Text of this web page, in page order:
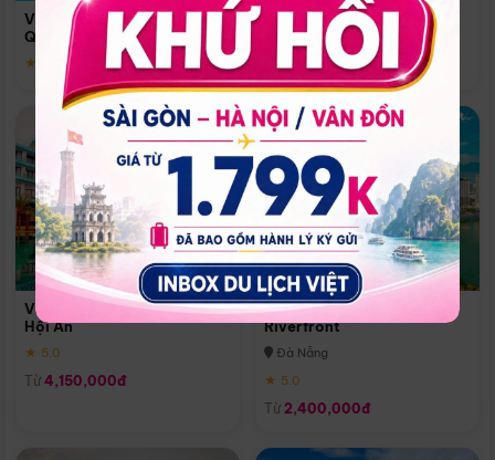
Vinpearl Resort & Spa Phu
Quoc
★ 5.0
Quoc
Phú Quốc
★ 5.0
Vinpearl Resort & Golf Nam
Hội An
★ 5.0
Từ 4,150,000đ
Melia Vinpearl Danang
Riverfront
Đà Nẵng
★ 5.0
Từ 2,400,000đ